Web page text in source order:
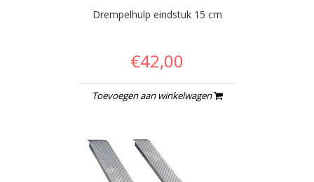
Drempelhulp eindstuk 15 cm
€42,00
Toevoegen aan winkelwagen